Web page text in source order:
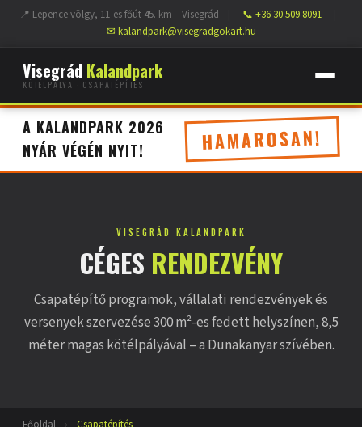
📍 Lepence völgy, 11-es főút 45. km – Visegrád 📞 +36 30 509 8091
✉ kalandpark@visegradgokart.hu
Visegrád Kalandpark
KÖTÉLPÁLYA · CSAPATÉPÍTÉS
A KALANDPARK 2026
NYÁR VÉGÉN NYIT!
HAMAROSAN!
VISEGRÁD KALANDPARK
CÉGES RENDEZVÉNY
Csapatépítő programok, vállalati rendezvények és
versenyek szervezése 300 m²-es fedett helyszínen, 8,5
méter magas kötélpályával – a Dunakanyar szívében.